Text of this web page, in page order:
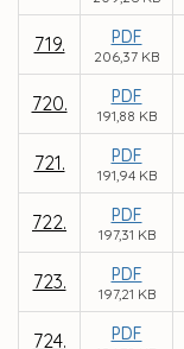
719. PDF
206,37 KB
720. PDF
191,88 KB
721. PDF
191,94 KB
722. PDF
197,31 KB
723. PDF
197,21 KB
724. PDF